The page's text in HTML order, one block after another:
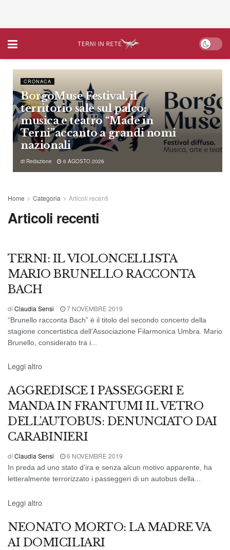
CRONACA
BorgoMuse Festival, il
territorio sale sul palco:
musica e teatro “Made in
Terni”accanto a grandi nomi
nazionali
di Redazione 6 AGOSTO 2026
Home Categoria Articoli recenti
Articoli recenti
TERNI: IL VIOLONCELLISTA
MARIO BRUNELLO RACCONTA
BACH
di Claudia Sensi 7 NOVEMBRE 2019
“Brunello racconta Bach” è il titolo del secondo concerto della
stagione concertistica dell’Associazione Filarmonica Umbra. Mario
Brunello, considerato tra i...
Leggi altro
CRONACA DI TERNI
AGGREDISCE I PASSEGGERI E
MANDA IN FRANTUMI IL VETRO
DELL’AUTOBUS: DENUNCIATO DAI
CARABINIERI
di Claudia Sensi 6 NOVEMBRE 2019
In preda ad uno stato d’ira e senza alcun motivo apparente, ha
letteralmente terrorizzato i passeggeri di un autobus della...
Leggi altro
CRONACA DI TERNI
NEONATO MORTO: LA MADRE VA
AI DOMICILIARI